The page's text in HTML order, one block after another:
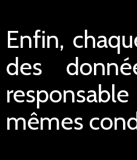
Enfin,
des
mêmes